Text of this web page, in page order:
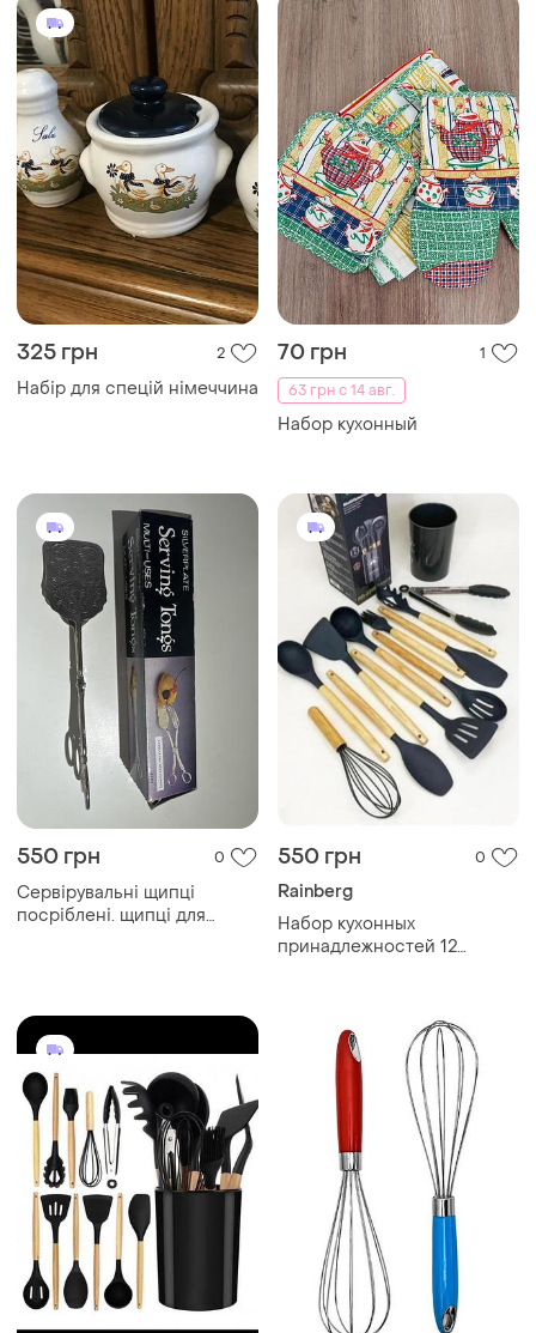
325 грн 2
Набір для спецій німеччина
70 грн
1
63 грн с 14 авг.
Набор кухонный
550 грн 0
Сервірувальні щипці
посріблені. щипці для
550 грн 0
Rainberg
Набор кухонных
принадлежностей 12